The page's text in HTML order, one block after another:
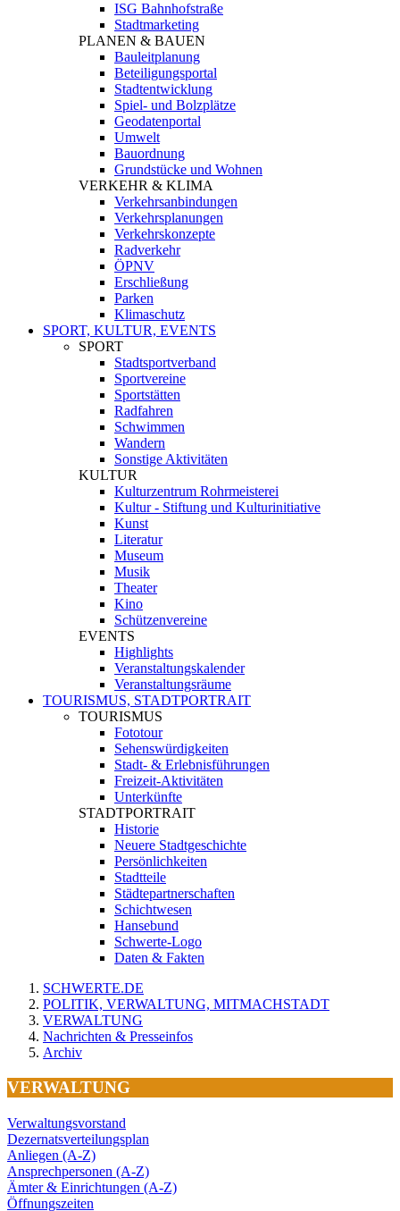
ISG Bahnhofstraße
Stadtmarketing
PLANEN & BAUEN
Bauleitplanung
Beteiligungsportal
Stadtentwicklung
Spiel- und Bolzplätze
Geodatenportal
Umwelt
Bauordnung
Grundstücke und Wohnen
VERKEHR & KLIMA
Verkehrsanbindungen
Verkehrsplanungen
Verkehrskonzepte
Radverkehr
ÖPNV
Erschließung
Parken
Klimaschutz
SPORT, KULTUR, EVENTS
SPORT
Stadtsportverband
Sportvereine
Sportstätten
Radfahren
Schwimmen
Wandern
Sonstige Aktivitäten
KULTUR
Kulturzentrum Rohrmeisterei
Kultur - Stiftung und Kulturinitiative
Kunst
Literatur
Museum
Musik
Theater
Kino
Schützenvereine
EVENTS
Highlights
Veranstaltungskalender
Veranstaltungsräume
TOURISMUS, STADTPORTRAIT
TOURISMUS
Fototour
Sehenswürdigkeiten
Stadt- & Erlebnisführungen
Freizeit-Aktivitäten
Unterkünfte
STADTPORTRAIT
Historie
Neuere Stadtgeschichte
Persönlichkeiten
Stadtteile
Städtepartnerschaften
Schichtwesen
Hansebund
Schwerte-Logo
Daten & Fakten
SCHWERTE.DE
POLITIK, VERWALTUNG, MITMACHSTADT
VERWALTUNG
Nachrichten & Presseinfos
Archiv
VERWALTUNG
Verwaltungsvorstand
Dezernatsverteilungsplan
Anliegen (A-Z)
Ansprechpersonen (A-Z)
Ämter & Einrichtungen (A-Z)
Öffnungszeiten